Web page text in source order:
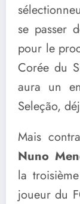
se passer
pour le
Corée du
aura un
Seleção,
Mais
Nuno
la
joueur du